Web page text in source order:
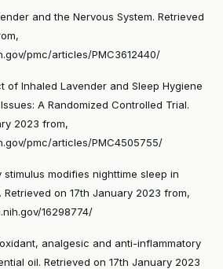
and the Nervous System. Retrieved
pmc/articles/PMC3612440/
of Inhaled Lavender and Sleep Hygiene
A Randomized Controlled Trial.
2023 from,
pmc/articles/PMC4505755/
modifies nighttime sleep in
on 17th January 2023 from,
16298774/
analgesic and anti-inflammatory
oil. Retrieved on 17th January 2023